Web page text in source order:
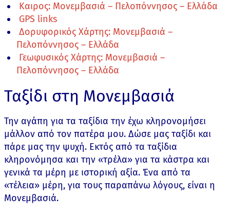
Καιρος: Μονεμβασιά – Πελοπόννησος – Ελλάδα
GPS links
Δορυφορικός Χάρτης: Μονεμβασιά –
Πελοπόννησος – Ελλάδα
Γεωφυσικός Χάρτης: Μονεμβασιά –
Πελοπόννησος – Ελλάδα
Ταξίδι στη Μονεμβασιά
Την αγάπη για τα ταξίδια την έχω κληρονομήσει
μάλλον από τον πατέρα μου. Δώσε μας ταξίδι και
πάρε μας την ψυχή. Εκτός από τα ταξίδια
κληρονόμησα και την «τρέλα» για τα κάστρα και
γενικά τα μέρη με ιστορική αξία. Ένα από τα
«τέλεια» μέρη, για τους παραπάνω λόγους, είναι η
Μονεμβασιά.